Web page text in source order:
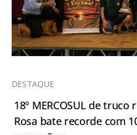
DESTAQUE
18º MERCOSUL de
Rosa bate recorde com